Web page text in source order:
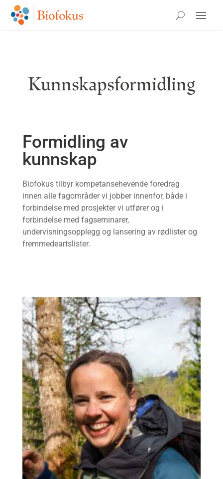
Kunnskapsformidling
Formidling av
kunnskap
Biofokus tilbyr kompetansehevende foredrag
innen alle fagområder vi jobber innenfor, både i
forbindelse med prosjekter vi utfører og i
forbindelse med fagseminarer,
undervisningsopplegg og lansering av rødlister og
fremmedeartslister.